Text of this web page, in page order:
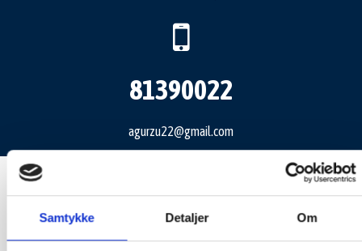
Samtykke Detaljer Om
81390022
agurzu22@gmail.com